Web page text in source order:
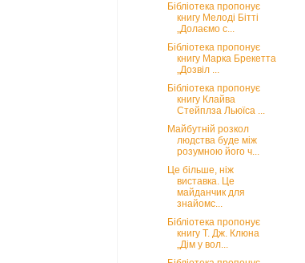
Бібліотека пропонує
книгу Мелоді Бітті
„Долаємо с...
Бібліотека пропонує
книгу Марка Брекетта
„Дозвіл ...
Бібліотека пропонує
книгу Клайва
Стейплза Льюїса ...
Майбутній розкол
людства буде між
розумною його ч...
Це більше, ніж
виставка. Це
майданчик для
знайомс...
Бібліотека пропонує
книгу Т. Дж. Клюна
„Дім у вол...